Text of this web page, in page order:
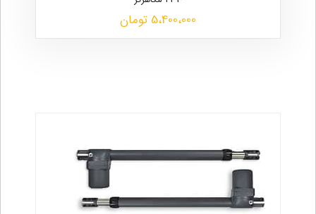
5،400،000 تومان